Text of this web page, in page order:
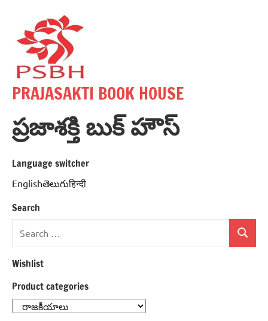
content
PRAJASAKTI BOOK HOUSE
ప్రజాశక్తి బుక్ హౌస్
Language switcher
Englishతెలుగుहिन्दी
Search
Search
for:
Search
Wishlist
Product categories